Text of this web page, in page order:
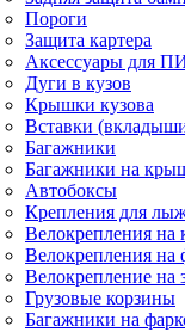
Пороги
Защита картера
Аксессуары для
Дуги в кузов
Крышки кузова
Вставки
Багажники
Багажники на
Автобоксы
Крепления для
Велокрепления
Велокрепления на
Велокрепление на
Грузовые корзины
Багажники на